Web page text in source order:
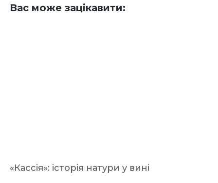
Вас може зацікавити:
«Кассія»: історія натури у вині